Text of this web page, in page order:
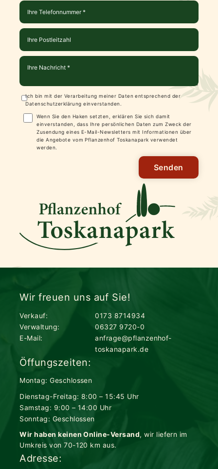
Ich bin mit der Verarbeitung meiner Daten entsprechend der
Datenschutzerklärung einverstanden.
Wenn Sie den Haken setzten, erklären Sie sich damit
einverstanden, dass Ihre persönlichen Daten zum Zweck der
Zusendung eines E-Mail-Newsletters mit Informationen über
die Angebote vom Pflanzenhof Toskanapark verwendet
werden.
Senden
Wir freuen uns auf Sie!
Verkauf:
0173 8714934
Verwaltung:
06327 9720-0
E-Mail:
anfrage@pflanzenhof-
toskanapark.de
Öffungszeiten:
Montag: Geschlossen
Dienstag-Freitag: 8:00 – 15:45 Uhr
Samstag: 9:00 – 14:00 Uhr
Sonntag: Geschlossen
Wir haben keinen Online-Versand, wir liefern im
Umkreis von 70-120 km aus.
Adresse: